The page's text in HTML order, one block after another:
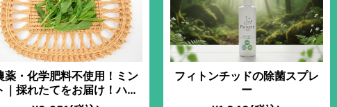
薬・化学肥料不使用！ミン
｜採れたてをお届け！ハー
ブティー、料理、入浴剤など
フィトンチッドの除菌スプレ
ー